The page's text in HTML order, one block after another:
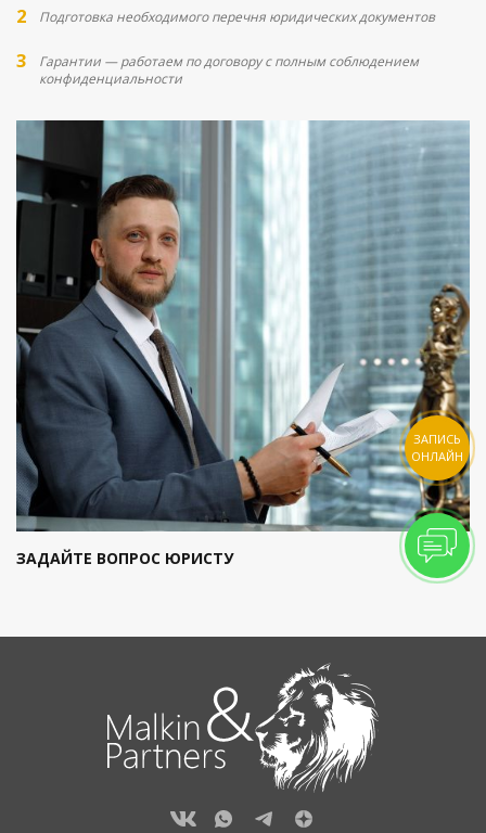
Подготовка необходимого перечня юридических документов
Гарантии — работаем по договору с полным соблюдением
конфиденциальности
ЗАДАЙТЕ ВОПРОС ЮРИСТУ
ЗАПИСЬ
ОНЛАЙН